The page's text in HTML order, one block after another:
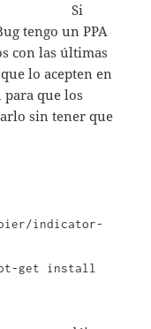
Si
tengo un PPA
con las últimas
lo acepten en
que los
sin tener que
indicator-
get install